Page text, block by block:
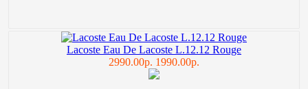
Lacoste Eau De Lacoste L.12.12 Rouge
2990.00р. 1990.00р.